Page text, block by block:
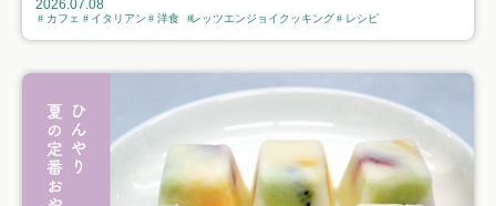
2026.07.08
カフェ イタリアン 洋食 レッツエンジョイクッキング レシピ